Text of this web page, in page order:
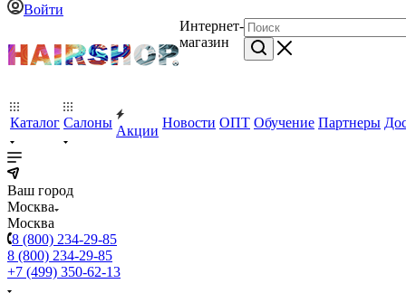
Войти
Интернет-
магазин
Каталог Салоны
Акции
Новости ОПТ Обучение Партнеры
Ваш город
Москва
Москва
8 (800) 234-29-85
8 (800) 234-29-85
+7 (499) 350-62-13